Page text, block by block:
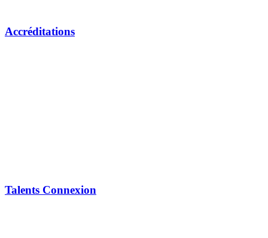
Accréditations
Talents Connexion